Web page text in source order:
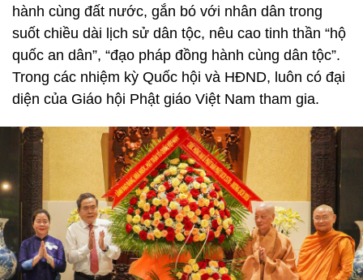
hành cùng đất nước, gắn bó với nhân dân trong
suốt chiều dài lịch sử dân tộc, nêu cao tinh thần “hộ
quốc an dân”, “đạo pháp đồng hành cùng dân tộc”.
Trong các nhiệm kỳ Quốc hội và HĐND, luôn có đại
diện của Giáo hội Phật giáo Việt Nam tham gia.